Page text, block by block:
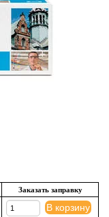
Заказать заправку
В корзину